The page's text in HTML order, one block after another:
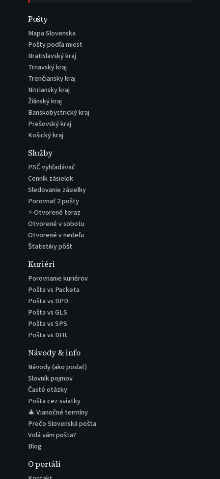
Pošty
Mapa Slovenska
Pošty podľa miest
Bratislavský kraj
Trnavský kraj
Trenčiansky kraj
Nitriansky kraj
Žilinský kraj
Banskobystrický kraj
Prešovský kraj
Košický kraj
Služby
PSČ vyhľadávač
Cenník zásielok
Sledovanie zásielky
Porovnať 2 pošty
⚡ Otvorené teraz
Otvorené v sobotu
Otvorené v nedeľu
Štatistiky pôšt
Kuriéri
Porovnanie kuriérov
Pošta vs Packeta
Pošta vs DPD
Pošta vs GLS
Pošta vs SPS
Pošta vs DHL
Návody & info
Návody (ako poslať)
Slovník pojmov
Časté otázky
Pošta cez sviatky
🎄 Vianočné termíny
Prečo Slovenská pošta
Volá vám pošta?
Blog
O portáli